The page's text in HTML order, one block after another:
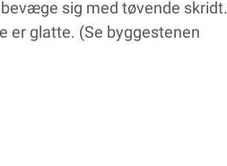
sig med tøvende skridt.
er glatte. (Se byggestenen